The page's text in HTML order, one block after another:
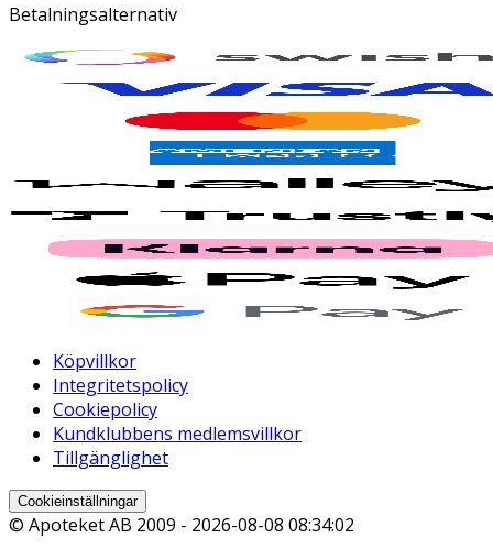
Betalningsalternativ
Köpvillkor
Integritetspolicy
Cookiepolicy
Kundklubbens medlemsvillkor
Tillgänglighet
Cookieinställningar
© Apoteket AB 2009 - 2026-08-08 08:34:02